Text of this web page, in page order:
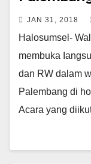
JAN 31, 2018
Halosumsel-
membuka
dan RW dalam
Palembang di
Acara yang